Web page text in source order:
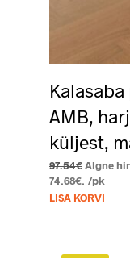
AMB,
küljest,
97.54€ Algne
74.68€. /pk
LISA KORVI